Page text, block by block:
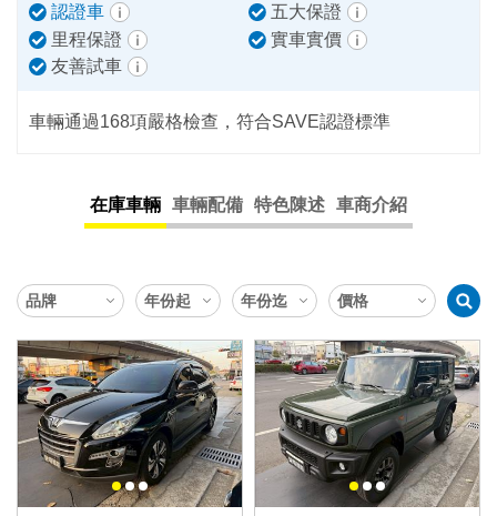
認證車
五大保證
里程保證
實車實價
友善試車
車輛通過168項嚴格檢查，符合SAVE認證標準
在庫車輛 車輛配備 特色陳述 車商介紹